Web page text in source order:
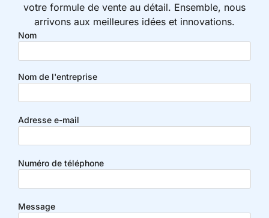
votre formule de vente au détail. Ensemble, nous
arrivons aux meilleures idées et innovations.
Nom
Nom de l'entreprise
Adresse e-mail
Numéro de téléphone
Message